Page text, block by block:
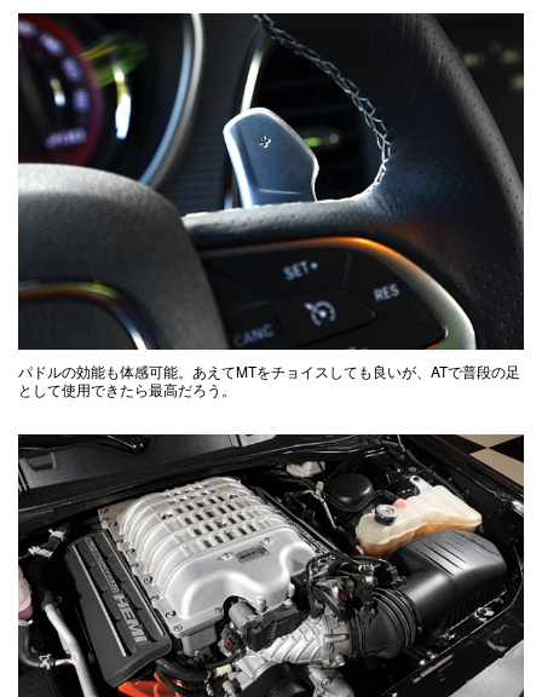
パドルの効能も体感可能。あえてMTをチョイスしても良いが、ATで普段の足
として使用できたら最高だろう。